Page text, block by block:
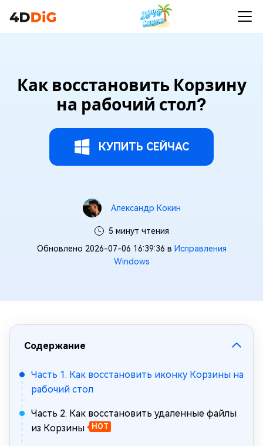
Как восстановить Корзину
на рабочий стол?
КУПИТЬ СЕЙЧАС
Александр Кокин
5 минут чтения
Обновлено 2026-07-06 16:39:36 в Исправления
Windows
Содержание
Часть 1. Как восстановить иконку Корзины на
рабочий стол
Часть 2. Как восстановить удаленные файлы
из Корзины
HOT